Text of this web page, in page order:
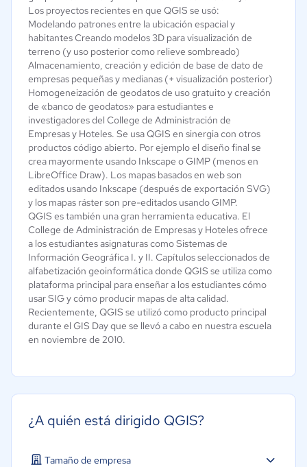
Los proyectos recientes en que QGIS se usó:
Modelando patrones entre la ubicación espacial y
habitantes Creando modelos 3D para visualización de
terreno (y uso posterior como relieve sombreado)
Almacenamiento, creación y edición de base de dato de
empresas pequeñas y medianas (+ visualización posterior)
Homogeneización de geodatos de uso gratuito y creación
de «banco de geodatos» para estudiantes e
investigadores del College de Administración de
Empresas y Hoteles. Se usa QGIS en sinergia con otros
productos código abierto. Por ejemplo el diseño final se
crea mayormente usando Inkscape o GIMP (menos en
LibreOffice Draw). Los mapas basados en web son
editados usando Inkscape (después de exportación SVG)
y los mapas ráster son pre-editados usando GIMP.
QGIS es también una gran herramienta educativa. El
College de Administración de Empresas y Hoteles ofrece
a los estudiantes asignaturas como Sistemas de
Información Geográfica I. y II. Capítulos seleccionados de
alfabetización geoinformática donde QGIS se utiliza como
plataforma principal para enseñar a los estudiantes cómo
usar SIG y cómo producir mapas de alta calidad.
Recientemente, QGIS se utilizó como producto principal
durante el GIS Day que se llevó a cabo en nuestra escuela
en noviembre de 2010.
¿A quién está dirigido QGIS?
Tamaño de empresa